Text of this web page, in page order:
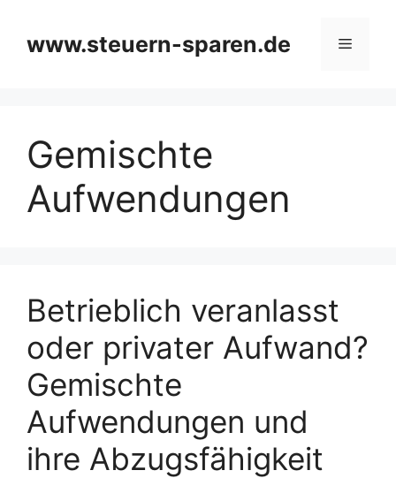
springen
www.steuern-sparen.de Menü
Gemischte
Aufwendungen
Betrieblich veranlasst
oder privater Aufwand?
Gemischte
Aufwendungen und
ihre Abzugsfähigkeit